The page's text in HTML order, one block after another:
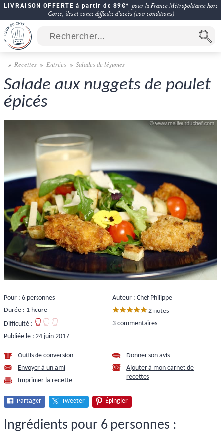
LIVRAISON OFFERTE à partir de 89€* pour la France Métropolitaine hors
Corse, îles et zones difficiles d'accès (voir conditions)
Recettes Entrées Salades de légumes
Salade aux nuggets de poulet
épicés
Pour : 6 personnes
Durée : 1 heure
Difficulté :
Publiée le : 24 juin 2017
Auteur : Chef Philippe
2 notes
3 commentaires
Outils de conversion
Envoyer à un ami
Imprimer la recette
Donner son avis
Ajouter à mon carnet de
recettes
Partager Tweeter Épingler
Ingrédients pour 6 personnes :